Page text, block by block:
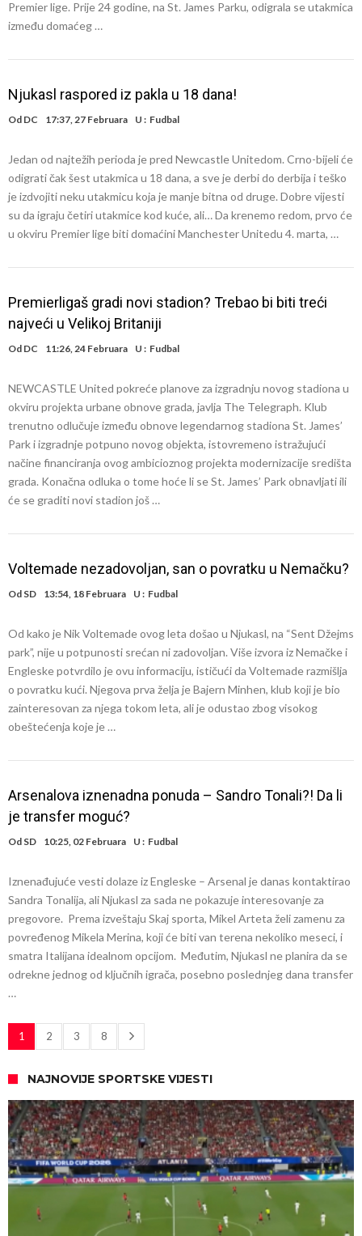
Premier lige. Prije 24 godine, na St. James Parku, odigrala se utakmica
između domaćeg …
Njukasl raspored iz pakla u 18 dana!
Od DC 17:37, 27 Februara U : Fudbal
Jedan od najtežih perioda je pred Newcastle Unitedom. Crno-bijeli će
odigrati čak šest utakmica u 18 dana, a sve je derbi do derbija i teško
je izdvojiti neku utakmicu koja je manje bitna od druge. Dobre vijesti
su da igraju četiri utakmice kod kuće, ali… Da krenemo redom, prvo će
u okviru Premier lige biti domaćini Manchester Unitedu 4. marta, …
Premierligaš gradi novi stadion? Trebao bi biti treći
najveći u Velikoj Britaniji
Od DC 11:26, 24 Februara U : Fudbal
NEWCASTLE United pokreće planove za izgradnju novog stadiona u
okviru projekta urbane obnove grada, javlja The Telegraph. Klub
trenutno odlučuje između obnove legendarnog stadiona St. James’
Park i izgradnje potpuno novog objekta, istovremeno istražujući
načine financiranja ovog ambicioznog projekta modernizacije središta
grada. Konačna odluka o tome hoće li se St. James’ Park obnavljati ili
će se graditi novi stadion još …
Voltemade nezadovoljan, san o povratku u Nemačku?
Od SD 13:54, 18 Februara U : Fudbal
Od kako je Nik Voltemade ovog leta došao u Njukasl, na “Sent Džejms
park”, nije u potpunosti srećan ni zadovoljan. Više izvora iz Nemačke i
Engleske potvrdilo je ovu informaciju, ističući da Voltemade razmišlja
o povratku kući. Njegova prva želja je Bajern Minhen, klub koji je bio
zainteresovan za njega tokom leta, ali je odustao zbog visokog
obeštećenja koje je …
Arsenalova iznenadna ponuda – Sandro Tonali?! Da li
je transfer moguć?
Od SD 10:25, 02 Februara U : Fudbal
Iznenađujuće vesti dolaze iz Engleske – Arsenal je danas kontaktirao
Sandra Tonalija, ali Njukasl za sada ne pokazuje interesovanje za
pregovore. Prema izveštaju Skaj sporta, Mikel Arteta želi zamenu za
povređenog Mikela Merina, koji će biti van terena nekoliko meseci, i
smatra Italijana idealnom opcijom. Međutim, Njukasl ne planira da se
odrekne jednog od ključnih igrača, posebno poslednjeg dana transfer
…
1 2 3 8
NAJNOVIJE SPORTSKE VIJESTI